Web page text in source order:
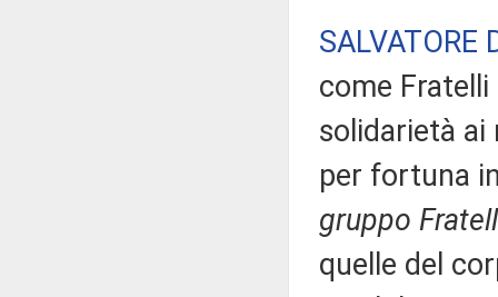
SALVATORE
come
solidarietà
per fortuna
gruppo
quelle del